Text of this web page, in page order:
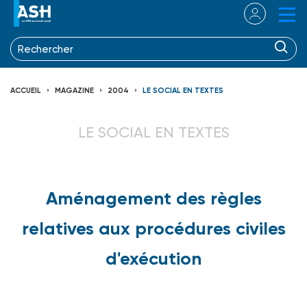
ACCUEIL MAGAZINE 2004 LE SOCIAL EN TEXTES
LE SOCIAL EN TEXTES
Aménagement des règles
relatives aux procédures civiles
d'exécution